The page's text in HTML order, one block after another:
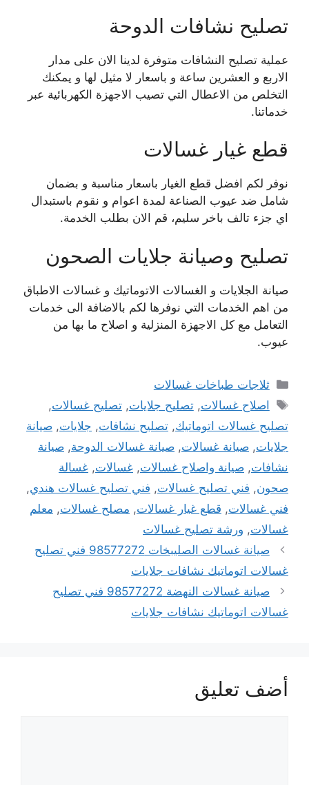
تصليح نشافات الدوحة
عملية تصليح النشافات متوفرة لدينا الان على مدار
الاربع و العشرين ساعة و باسعار لا مثيل لها و يمكنك
التخلص من الاعطال التي تصيب الاجهزة الكهربائية عبر
خدماتنا.
قطع غيار غسالات
نوفر لكم افضل قطع الغيار باسعار مناسبة و بضمان
شامل ضد عيوب الصناعة لمدة اعوام و نقوم باستبدال
اي جزء تالف باخر سليم، قم الان بطلب الخدمة.
تصليح وصيانة جلايات الصحون
صيانة الجلايات و الغسالات الاتوماتيك و غسالات الاطباق
من اهم الخدمات التي نوفرها لكم بالاضافة الى خدمات
التعامل مع كل الاجهزة المنزلية و اصلاح ما بها من
عيوب.
التصنيفات
ثلاجات طباخات غسالات
الوسوم
اصلاح غسالات,تصليح جلايات,تصليح غسالات,
تصليح غسالات اتوماتيك, تصليح نشافات, جلايات, صيانة
جلايات, صيانة غسالات, صيانة غسالات الدوحة, صيانة
نشافات, صيانة واصلاح غسالات, غسالات, غسالة
صحون, فني تصليح غسالات, فني تصليح غسالات هندي,
فني غسالات, قطع غيار غسالات, مصلح غسالات, معلم
غسالات, ورشة تصليح غسالات
صيانة غسالات الصليبخات 98577272 فني تصليح
غسالات اتوماتيك نشافات جلايات
صيانة غسالات النهضة 98577272 فني تصليح
غسالات اتوماتيك نشافات جلايات
أضف تعليق